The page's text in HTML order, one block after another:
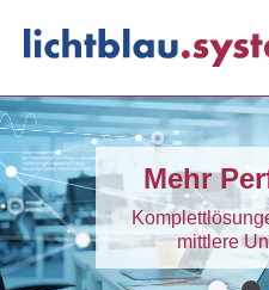
Mehr
mittlere